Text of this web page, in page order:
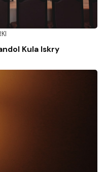
Kula Iskry